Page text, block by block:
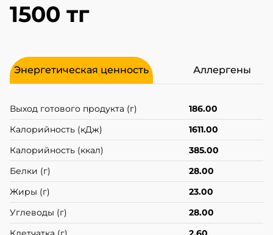
1500 тг
Энергетическая ценность Аллергены
Выход готового продукта (г)
186.00
Калорийность (кДж)
1611.00
Калорийность (ккал)
385.00
Белки (г)
28.00
Жиры (г)
23.00
Углеводы (г)
28.00